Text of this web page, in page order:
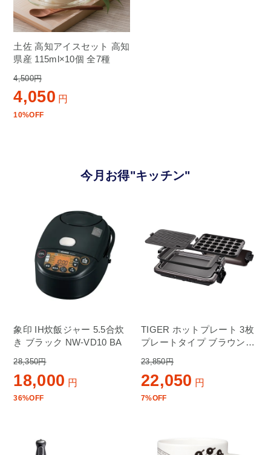
土佐 高知アイスセット 高知
県産 115ml×10個 全7種
4,500円
4,050 円
10%OFF
今月お得"キッチン"
象印 IH炊飯ジャー 5.5合炊
き ブラック NW-VD10 BA
28,350円
18,000 円
36%OFF
TIGER ホットプレート 3枚
プレートタイプ ブラウン
23,850円
22,050 円
7%OFF